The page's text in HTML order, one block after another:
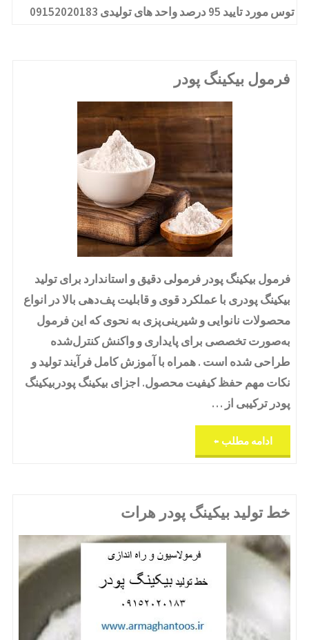
توس مورد تایید 95 درصد واحد های تولیدی 09152020183
فرمول بیکینگ پودر
فرمول بیکینگ پودر فرمولی دقیق و استاندارد برای تولید
بیکینگ پودری با عملکرد قوی و قابلیت پف‌دهی بالا در انواع
محصولات نانوایی و شیرینی‌پزی به نحوی که این فرمول
به‌صورت تخصصی برای پایداری و واکنش کنترل‌شده
طراحی شده است . همراه با آموزش کامل فرآیند تولید و
نکات مهم حفظ کیفیت محصول. اجزای بیکینگ پودربیکینگ
پودر ترکیبی از …
ادامه مطلب
پودر"
خط تولید بیکینگ پودر هرات